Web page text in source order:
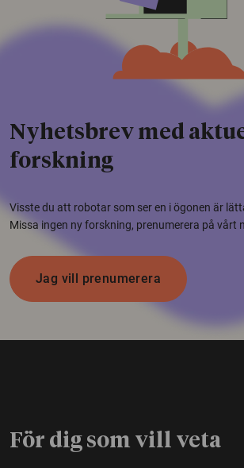
Nyhetsbrev med
forskning
Visste du att robotar som ser en i ögonen är
Missa ingen ny forskning, prenumerera på vårt
Jag vill prenumerera
För dig som vill veta